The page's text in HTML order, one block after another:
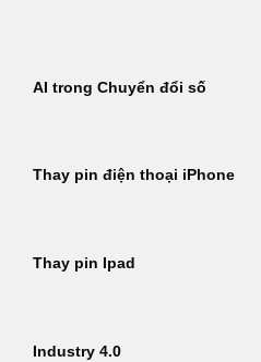
dungAI trong Chuyển đổi số
Thay pin điện thoại iPhone
Thay pin Ipad
Industry 4.0